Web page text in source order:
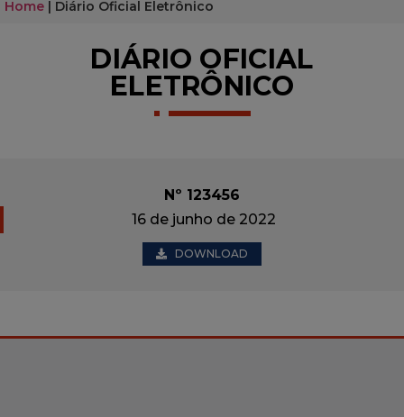
Home | Diário Oficial Eletrônico
DIÁRIO OFICIAL
ELETRÔNICO
Nº 123456
16 de junho de 2022
DOWNLOAD